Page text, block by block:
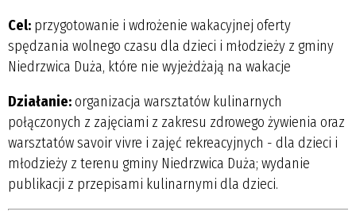
Cel: przygotowanie i wdrożenie wakacyjnej oferty
spędzania wolnego czasu dla dzieci i młodzieży z gminy
Niedrzwica Duża, które nie wyjeżdżają na wakacje
Działanie:organizacja warsztatów kulinarnych
połączonych z zajęciami z zakresu zdrowego żywienia oraz
warsztatów savoir vivre i zajęć rekreacyjnych - dla dzieci i
młodzieży z terenu gminy Niedrzwica Duża; wydanie
publikacji z przepisami kulinarnymi dla dzieci.